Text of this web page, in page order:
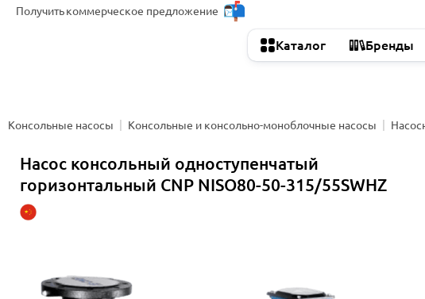
Получитькоммерческое предложение
Каталог Бренды
Консольные насосы Консольные и консольно-моноблочные насосы
Насос консольный одноступенчатый
горизонтальный CNP NISO80-50-315/55SWHZ